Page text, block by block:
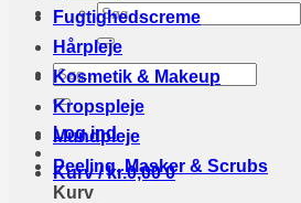
Søg
efter:
Søg
efter:
Log ind
Kurv /kr.0,00 0
Kurv
Fugtighedscreme
Hårpleje
Kosmetik & Makeup
Kropspleje
Mundpleje
Peeling, Masker & Scrubs